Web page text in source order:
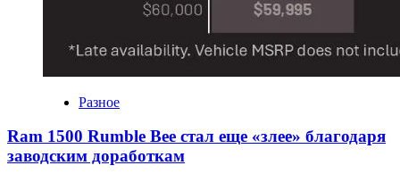
Разное
Ram 1500 Rumble Bee стал еще «злее» благодаря
заводским доработкам